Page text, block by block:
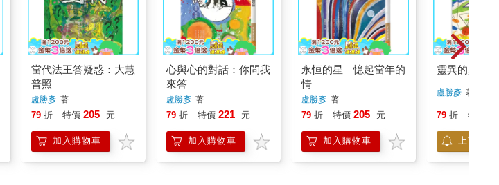
當代法王答疑惑：大慧
普照
盧勝彥著
79 折 特價 205 元
加入購物車
心與心的對話：你問我
來答
盧勝彥著
79 折 特價 221 元
加入購物車
永恒的星—憶起當年的
情
盧勝彥著
79 折 特價 205 元
加入購物車
靈異的真面目
盧勝彥著
79 折 特價
上市通知